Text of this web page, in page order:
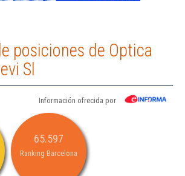
posiciones de Optica
Sl
Información ofrecida por
65.597
Ranking Barcelona